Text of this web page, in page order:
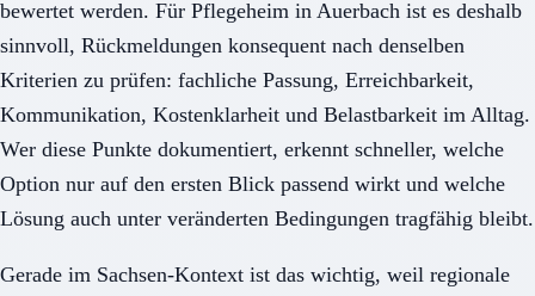
bewertet werden. Für Pflegeheim in Auerbach ist es deshalb
sinnvoll, Rückmeldungen konsequent nach denselben
Kriterien zu prüfen: fachliche Passung, Erreichbarkeit,
Kommunikation, Kostenklarheit und Belastbarkeit im Alltag.
Wer diese Punkte dokumentiert, erkennt schneller, welche
Option nur auf den ersten Blick passend wirkt und welche
Lösung auch unter veränderten Bedingungen tragfähig bleibt.
Gerade im Sachsen-Kontext ist das wichtig, weil regionale